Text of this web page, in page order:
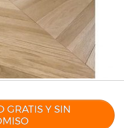
GRATIS Y SIN